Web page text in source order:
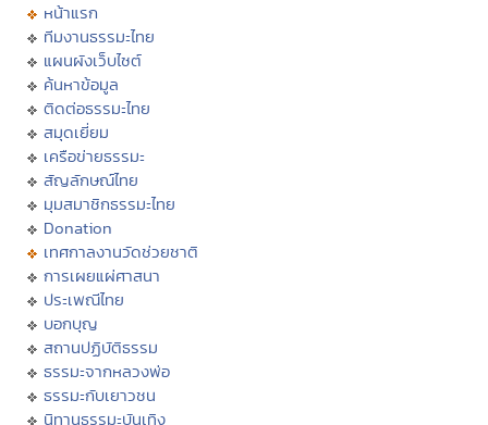
หน้าแรก
ทีมงานธรรมะไทย
แผนผังเว็บไซต์
ค้นหาข้อมูล
ติดต่อธรรมะไทย
สมุดเยี่ยม
เครือข่ายธรรมะ
สัญลักษณ์ไทย
มุมสมาชิกธรรมะไทย
Donation
เทศกาลงานวัดช่วยชาติ
การเผยแผ่ศาสนา
ประเพณีไทย
บอกบุญ
สถานปฏิบัติธรรม
ธรรมะจากหลวงพ่อ
ธรรมะกับเยาวชน
นิทานธรรมะบันเทิง